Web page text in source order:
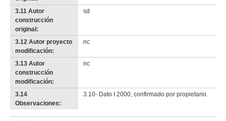
3.11 Autor
construcción
original:
sd
3.12 Autor proyecto
modificación:
nc
3.13 Autor
construcción
modificación:
nc
3.14
Observaciones:
3.10- Dato I 2000, confirmado por propietario.